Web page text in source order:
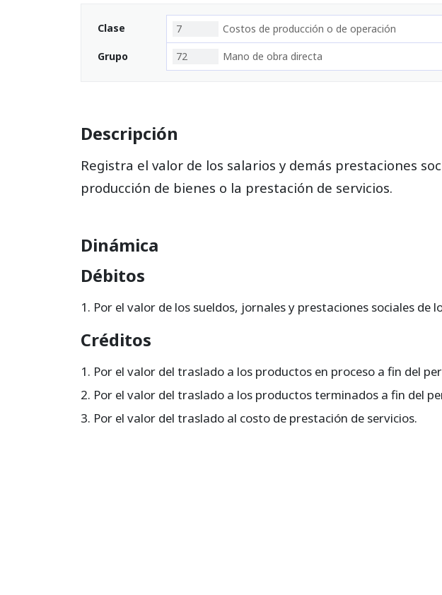
Clase 7 Costos de producción o de operación
Grupo 72 Mano de obra directa
Descripción
Registra el valor de los salarios y demás prestaciones
producción de bienes o la prestación de servicios.
Dinámica
Débitos
Por el valor de los sueldos, jornales y prestaciones sociales
Créditos
Por el valor del traslado a los productos en proceso a fin del
Por el valor del traslado a los productos terminados a fin del
Por el valor del traslado al costo de prestación de servicios.